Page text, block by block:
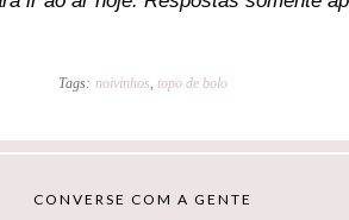
Tags: noivinhos, topo de bolo
CONVERSE COM A GENTE